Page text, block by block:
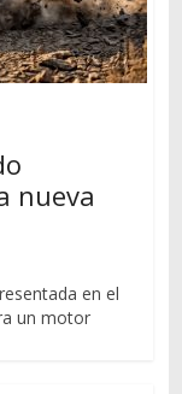
nueva
en el
un motor